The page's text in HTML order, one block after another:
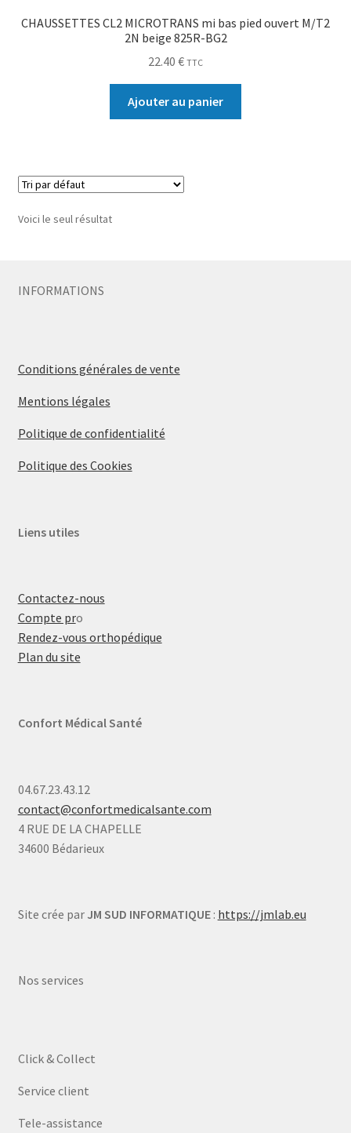
CHAUSSETTES CL2 MICROTRANS mi bas pied ouvert M/T2
2N beige 825R-BG2
22.40 € TTC
Ajouter au panier
Voici le seul résultat
INFORMATIONS
Conditions générales de vente
Mentions légales
Politique de confidentialité
Politique des Cookies
Liens utiles
Contactez-nous
Compte pro
Rendez-vous orthopédique
Plan du site
Confort Médical Santé
04.67.23.43.12
contact@confortmedicalsante.com
4 RUE DE LA CHAPELLE
34600 Bédarieux
Site crée par JM SUD INFORMATIQUE: https://jmlab.eu
Nos services
Click & Collect
Service client
Tele-assistance